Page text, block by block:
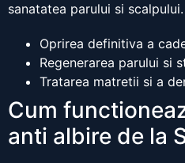
sanatatea parului si
Oprirea definitiva a
Regenerarea parului si
Tratarea matretii si a
Cum
anti albire de la